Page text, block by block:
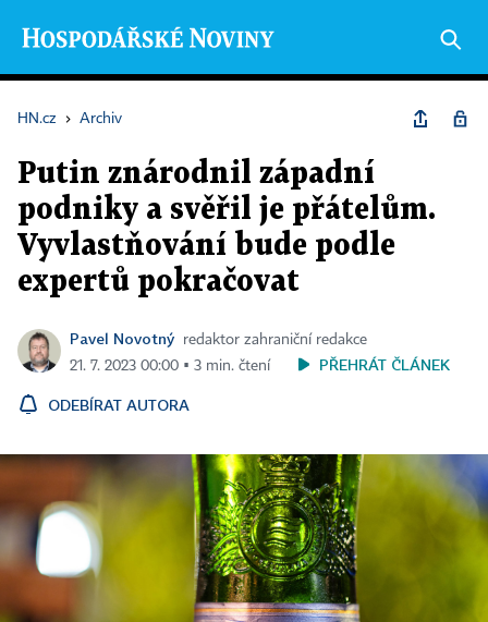
HN.cz › Archiv
Putin znárodnil západní
podniky a svěřil je přátelům.
Vyvlastňování bude podle
expertů pokračovat
Pavel Novotný
redaktor zahraniční redakce
21. 7. 2023 00:00 ▪ 3 min. čtení
PŘEHRÁT ČLÁNEK
ODEBÍRAT AUTORA